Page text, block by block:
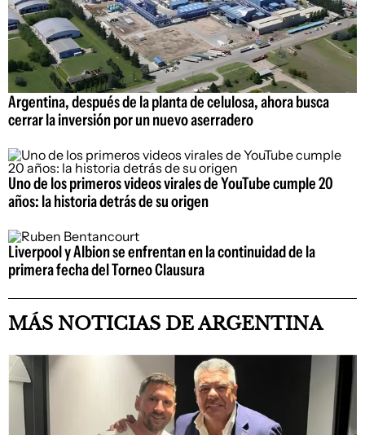
Argentina, después de la planta de celulosa, ahora busca
cerrar la inversión por un nuevo aserradero
Uno de los primeros videos virales de YouTube cumple 20
años: la historia detrás de su origen
Liverpool y Albion se enfrentan en la continuidad de la
primera fecha del Torneo Clausura
MÁS NOTICIAS DE ARGENTINA